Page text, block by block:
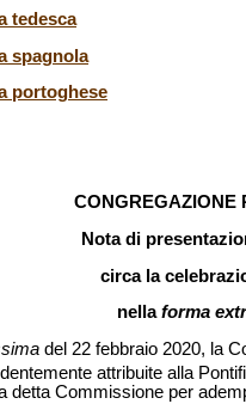
tedesca
spagnola
portoghese
CONGREGAZIONE
Nota di
circa la
nellaforma
del 22 febbraio 2020, la
attribuite alla
detta Commissione per